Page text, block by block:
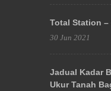
Total Station
30 Jun 2021
Jadual Kadar
Ukur Tanah